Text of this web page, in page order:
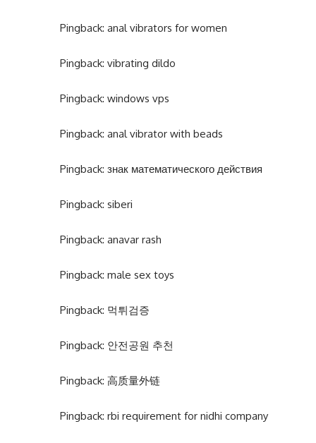
Pingback: anal vibrators for women
Pingback: vibrating dildo
Pingback: windows vps
Pingback: anal vibrator with beads
Pingback: знак математического действия
Pingback: siberi
Pingback: anavar rash
Pingback: male sex toys
Pingback: 먹튀검증
Pingback: 안전공원 추천
Pingback: 高质量外链
Pingback: rbi requirement for nidhi company